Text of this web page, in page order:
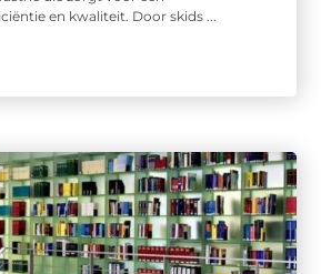
en kwaliteit. Door skids ...